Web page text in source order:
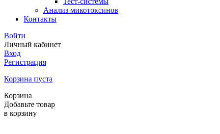
Анализ микотоксинов
Контакты
Войти
Личный кабинет
Вход
Регистрация
Корзина пуста
Корзина
Добавьте товар
в корзину